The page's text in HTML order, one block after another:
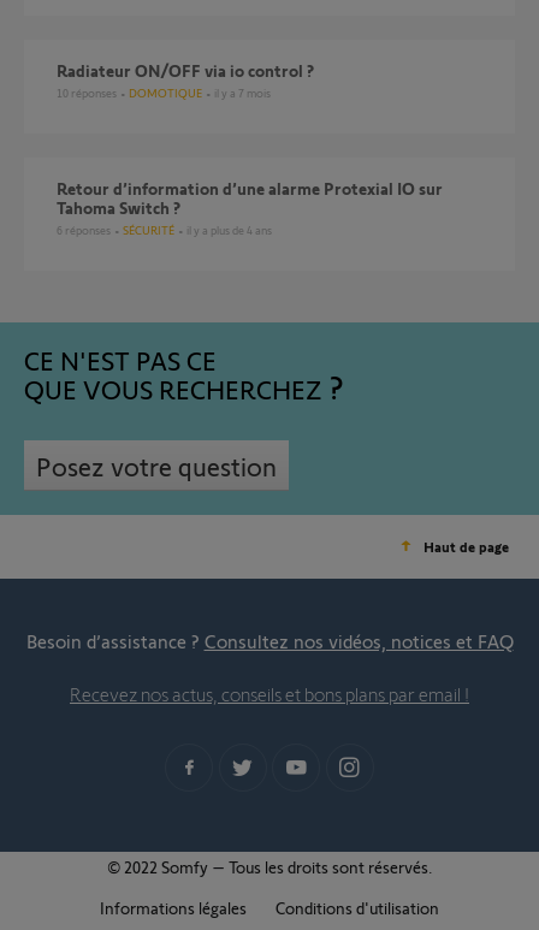
Radiateur ON/OFF via io control ?
10 réponses DOMOTIQUE il y a 7 mois
Retour d’information d’une alarme Protexial IO sur
Tahoma Switch ?
6 réponses SÉCURITÉ il y a plus de 4 ans
CE N'EST PAS CE
QUE VOUS RECHERCHEZ
Posez votre question
Haut de page
Besoin d’assistance ? Consultez nos vidéos, notices et FAQ
Recevez nos actus, conseils et bons plans par email !
© 2022 Somfy – Tous les droits sont réservés.
Informations légales
Conditions d'utilisation